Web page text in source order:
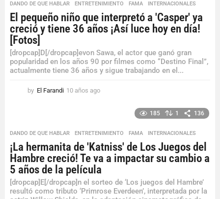
s
a
g
DANDO DE QUE HABLAR ,ENTRETENIMIENTO ,FAMA INTERNACIONALES
El pequeño niño que interpretó a 'Casper' ya
creció y tiene 36 años ¡Así luce hoy en día!
[Fotos]
[dropcap]D[/dropcap]evon Sawa, el actor que ganó gran
popularidad en los años 90 por filmes como “Destino Final”,
actualmente tiene 36 años y sigue trabajando en el...
by El Farandi 10 años ago
s
a
g
185 1 136
DANDO DE QUE HABLAR ,ENTRETENIMIENTO ,FAMA INTERNACIONALES
¡La hermanita de 'Katniss' de Los Juegos del
Hambre creció! Te va a impactar su cambio a
5 años de la película
[dropcap]E[/dropcap]n el sorteo de ‘Los juegos del Hambre’
resultó como tributo ‘Primrose Everdeen’, interpretada por la